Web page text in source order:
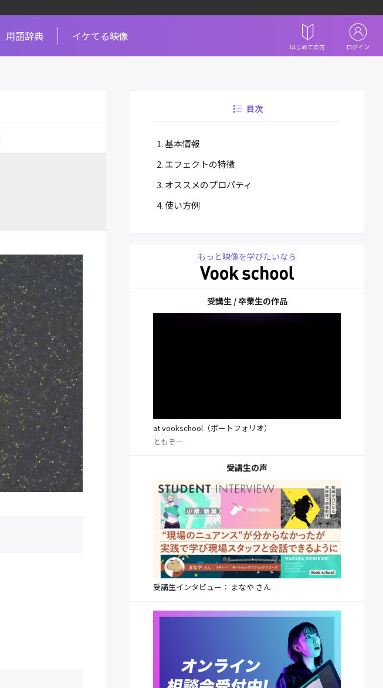
用語辞典 イケてる映像
はじめての方 ログイン
目次
基本情報
エフェクトの特徴
オススメのプロパティ
使い方例
もっと映像を学びたいなら
受講生 / 卒業生の作品
at vookschool（ポートフォリオ）
ともぞー
受講生の声
受講生インタビュー： まなや さん